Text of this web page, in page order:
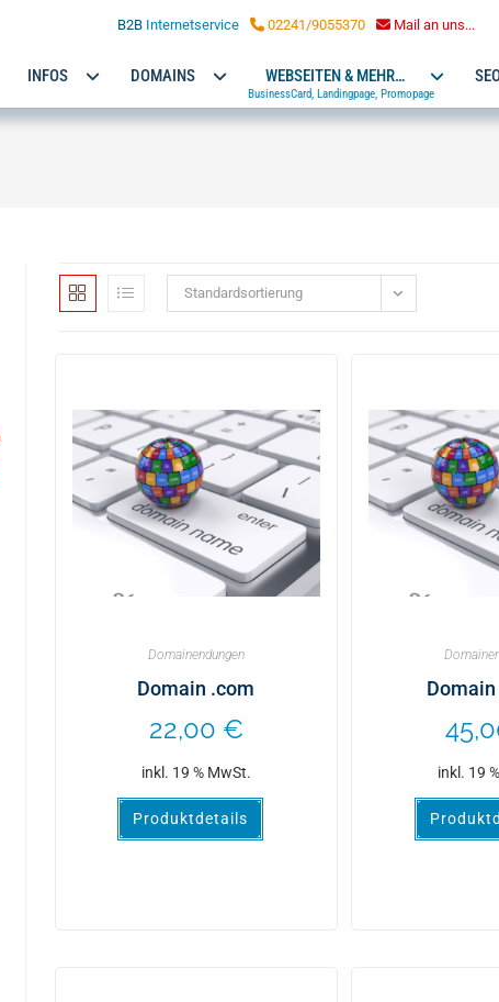
LOHMANN MARKETING
B2B Internetservice 02241/9055370 Mail an uns...
INFOS DOMAINS WEBSEITEN & MEHR…
BusinessCard, Landingpage, Promopage
Standardsortierung
Domainendungen
Domain .com
22,00 €
inkl. 19 % MwSt.
Produktdetails
inkl. 19